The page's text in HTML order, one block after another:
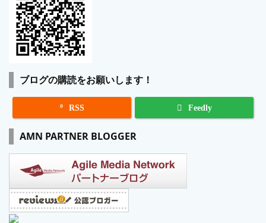
ブログの購読をお願いします！
 RSS Feedly
AMN PARTNER BLOGGER